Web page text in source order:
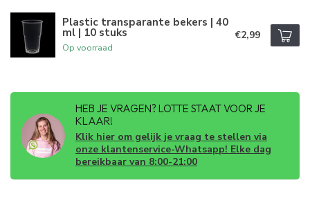
Plastic transparante bekers | 40
ml | 10 stuks
Op voorraad
€2,99
HEB JE VRAGEN? LOTTE STAAT VOOR JE
KLAAR!
Klik hier om gelijk je vraag te stellen via
onze klantenservice-Whatsapp! Elke dag
bereikbaar van 8:00-21:00